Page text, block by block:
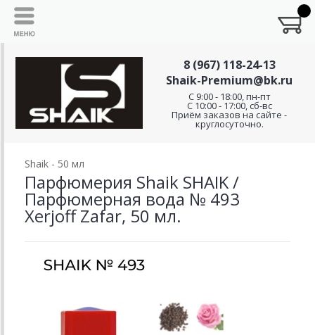
8 (967) 118-24-13
Shaik-Premium@bk.ru
C 9:00 - 18:00, пн-пт
С 10:00 - 17:00, сб-вс
Приём заказов на сайте -
круглосуточно.
Shaik - 50 мл
Парфюмерия Shaik SHAIK /
Парфюмерная вода № 493
Xerjoff Zafar, 50 мл.